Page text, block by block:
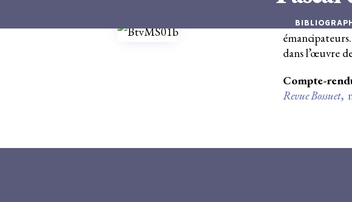
Toutes les
russes, mais
dans l’œuvre
Compte-
Revue Bossuet,